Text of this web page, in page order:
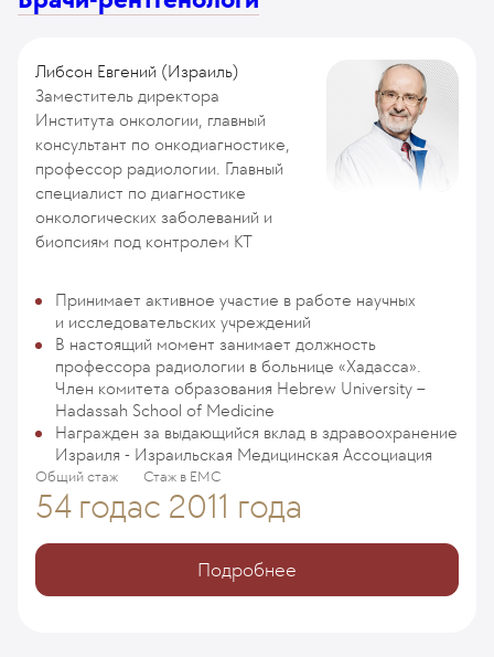
Либсон Евгений (Израиль)
Заместитель директора
Института онкологии, главный
консультант по онкодиагностике,
профессор радиологии. Главный
специалист по диагностике
онкологических заболеваний и
биопсиям под контролем КТ
Принимает активное участие в работе научных
и исследовательских учреждений
В настоящий момент занимает должность
профессора радиологии в больнице «Хадасса».
Член комитета образования Hebrew University –
Hadassah School of Medicine
Награжден за выдающийся вклад в здравоохранение
Израиля - Израильская Медицинская Ассоциация
Общий стаж
54 года
Стаж в ЕМС
с 2011 года
Подробнее